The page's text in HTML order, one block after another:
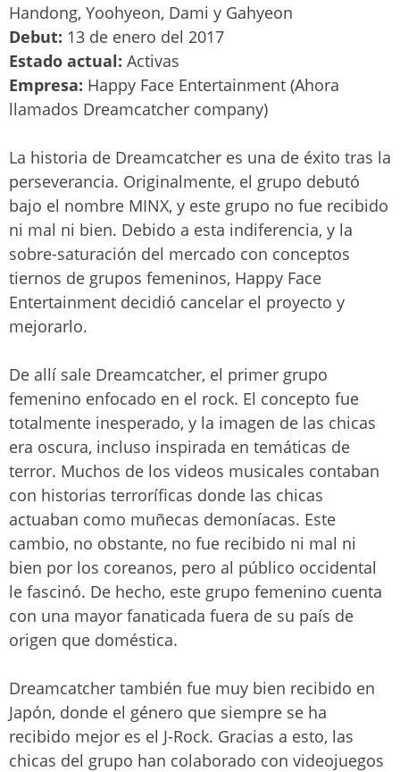
Handong, Yoohyeon, Dami y Gahyeon
Debut: 13 de enero del 2017
Estado actual: Activas
Empresa: Happy Face Entertainment (Ahora
llamados Dreamcatcher company)
La historia de Dreamcatcher es una de éxito tras la
perseverancia. Originalmente, el grupo debutó
bajo el nombre MINX, y este grupo no fue recibido
ni mal ni bien. Debido a esta indiferencia, y la
sobre-saturación del mercado con conceptos
tiernos de grupos femeninos, Happy Face
Entertainment decidió cancelar el proyecto y
mejorarlo.
De allí sale Dreamcatcher, el primer grupo
femenino enfocado en el rock. El concepto fue
totalmente inesperado, y la imagen de las chicas
era oscura, incluso inspirada en temáticas de
terror. Muchos de los videos musicales contaban
con historias terroríficas donde las chicas
actuaban como muñecas demoníacas. Este
cambio, no obstante, no fue recibido ni mal ni
bien por los coreanos, pero al público occidental
le fascinó. De hecho, este grupo femenino cuenta
con una mayor fanaticada fuera de su país de
origen que doméstica.
Dreamcatcher también fue muy bien recibido en
Japón, donde el género que siempre se ha
recibido mejor es el J-Rock. Gracias a esto, las
chicas del grupo han colaborado con videojuegos